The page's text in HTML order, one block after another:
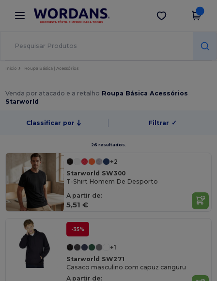
× App Wordans
Melhores preços na app!
Obter app
Início Roupa Básica | Acessórios
Venda por atacado e a retalho Roupa Básica Acessórios
Starworld
Classificar por Filtrar ✓
26 resultados.
+2
Starworld SW300
T-Shirt Homem De Desporto
A partir de:
5,51 €
-35%
+1
Starworld SW271
Casaco masculino com capuz canguru
A partir de: